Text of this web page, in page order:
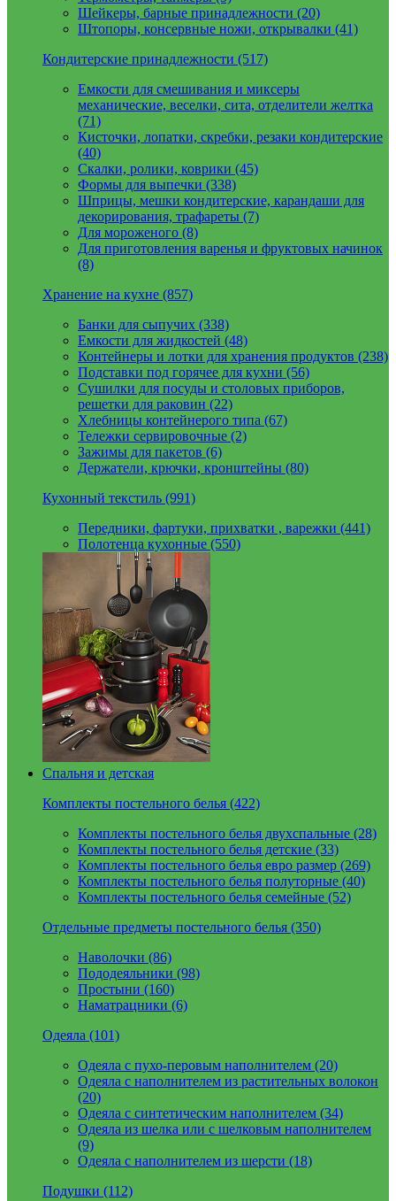
Шейкеры, барные принадлежности (20)
Штопоры, консервные ножи, открывалки (41)
Кондитерские принадлежности (517)
Емкости для смешивания и миксеры
механические, веселки, сита, отделители желтка
(71)
Кисточки, лопатки, скребки, резаки кондитерские
(40)
Скалки, ролики, коврики (45)
Формы для выпечки (338)
Шприцы, мешки кондитерские, карандаши для
декорирования, трафареты (7)
Для мороженого (8)
Для приготовления варенья и фруктовых начинок
(8)
Хранение на кухне (857)
Банки для сыпучих (338)
Емкости для жидкостей (48)
Контейнеры и лотки для хранения продуктов (238)
Подставки под горячее для кухни (56)
Сушилки для посуды и столовых приборов,
решетки для раковин (22)
Хлебницы контейнерого типа (67)
Тележки сервировочные (2)
Зажимы для пакетов (6)
Держатели, крючки, кронштейны (80)
Кухонный текстиль (991)
Передники, фартуки, прихватки , варежки (441)
Полотенца кухонные (550)
Спальня и детская
Комплекты постельного белья (422)
Комплекты постельного белья двухспальные (28)
Комплекты постельного белья детские (33)
Комплекты постельного белья евро размер (269)
Комплекты постельного белья полуторные (40)
Комплекты постельного белья семейные (52)
Отдельные предметы постельного белья (350)
Наволочки (86)
Пододеяльники (98)
Простыни (160)
Наматрацники (6)
Одеяла (101)
Одеяла с пухо-перовым наполнителем (20)
Одеяла с наполнителем из растительных волокон
(20)
Одеяла с синтетическим наполнителем (34)
Одеяла из шелка или с шелковым наполнителем
(9)
Одеяла с наполнителем из шерсти (18)
Подушки (112)